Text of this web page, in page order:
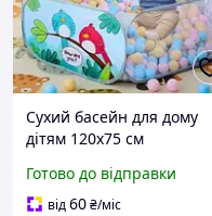
Сухий басейн для дому
дітям 120х75 см
манеж дрібна сітка для
ігор та розваг дитині
Готово до відправки
від60₴/міс